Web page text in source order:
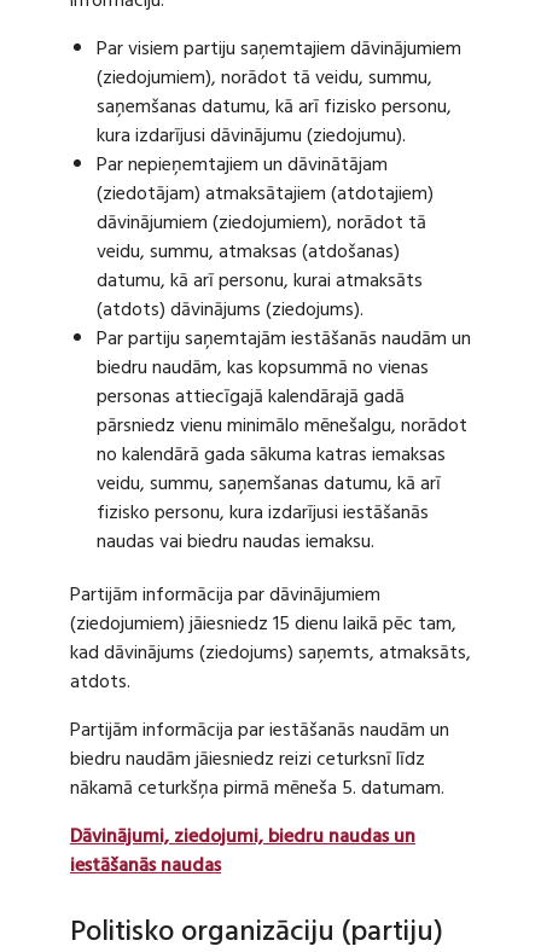
Par visiem partiju saņemtajiem dāvinājumiem
(ziedojumiem), norādot tā veidu, summu,
saņemšanas datumu, kā arī fizisko personu,
kura izdarījusi dāvinājumu (ziedojumu).
Par nepieņemtajiem un dāvinātājam
(ziedotājam) atmaksātajiem (atdotajiem)
dāvinājumiem (ziedojumiem), norādot tā
veidu, summu, atmaksas (atdošanas)
datumu, kā arī personu, kurai atmaksāts
(atdots) dāvinājums (ziedojums).
Par partiju saņemtajām iestāšanās naudām un
biedru naudām, kas kopsummā no vienas
personas attiecīgajā kalendārajā gadā
pārsniedz vienu minimālo mēnešalgu, norādot
no kalendārā gada sākuma katras iemaksas
veidu, summu, saņemšanas datumu, kā arī
fizisko personu, kura izdarījusi iestāšanās
naudas vai biedru naudas iemaksu.
Partijām informācija par dāvinājumiem
(ziedojumiem) jāiesniedz 15 dienu laikā pēc tam,
kad dāvinājums (ziedojums) saņemts, atmaksāts,
atdots.
Partijām informācija par iestāšanās naudām un
biedru naudām jāiesniedz reizi ceturksnī līdz
nākamā ceturkšņa pirmā mēneša 5. datumam.
Dāvinājumi, ziedojumi, biedru naudas un
iestāšanās naudas
Politisko organizāciju (partiju)